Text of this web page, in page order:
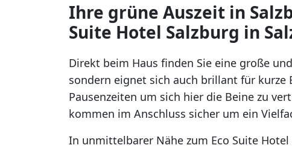
Ihre grüne Auszeit in
Suite Hotel Salzburg in
Direkt beim Haus finden Sie eine große
sondern eignet sich auch brillant für kurze
Pausenzeiten um sich hier die Beine zu
kommen im Anschluss sicher um ein
In unmittelbarer Nähe zum Eco Suite